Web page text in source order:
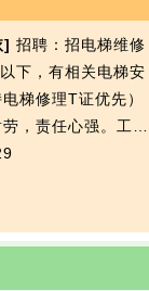
] 招聘：招电梯维修
下，有相关电梯安
梯修理T证优先）
，责任心强。工…